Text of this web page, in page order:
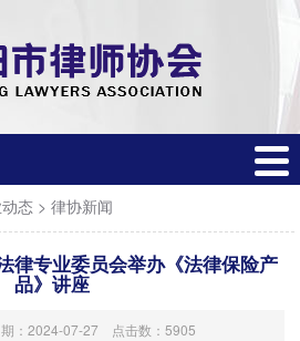
态 >律协新闻
律专业委员会举办《法律保险产
品》讲座
：2024-07-27 点击数：5905